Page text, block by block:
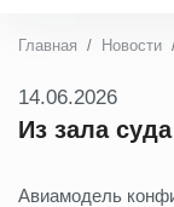
Главная Новости
14.06.2026
Из зала
Авиамодель